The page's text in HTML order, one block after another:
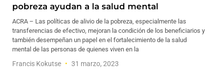
pobreza ayudan a la salud mental
ACRA – Las políticas de alivio de la pobreza, especialmente las
transferencias de efectivo, mejoran la condición de los beneficiarios y
también desempeñan un papel en el fortalecimiento de la salud
mental de las personas de quienes viven en la
Francis Kokutse 31 marzo, 2023